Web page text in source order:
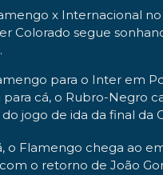
x Internacional
Colorado segue
para o Inter em
cá, o Rubro-Negro
jogo de ida da final da
Flamengo chega ao
o retorno de João